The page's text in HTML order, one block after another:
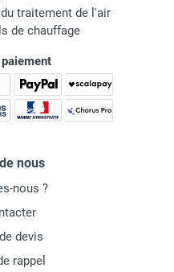
traitement de l'air
de chauffage
nous
nous ?
devis
rappel